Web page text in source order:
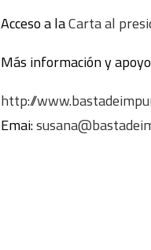
Acceso a laCarta al
Más información y
http://
Emai: